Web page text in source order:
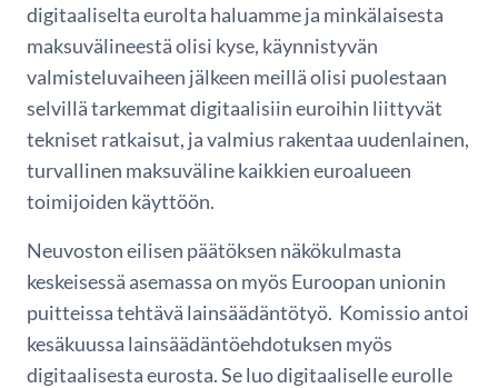
digitaaliselta eurolta haluamme ja minkälaisesta
maksuvälineestä olisi kyse, käynnistyvän
valmisteluvaiheen jälkeen meillä olisi puolestaan
selvillä tarkemmat digitaalisiin euroihin liittyvät
tekniset ratkaisut, ja valmius rakentaa uudenlainen,
turvallinen maksuväline kaikkien euroalueen
toimijoiden käyttöön.
Neuvoston eilisen päätöksen näkökulmasta
keskeisessä asemassa on myös Euroopan unionin
puitteissa tehtävä lainsäädäntötyö. Komissio antoi
kesäkuussa lainsäädäntöehdotuksen myös
digitaalisesta eurosta. Se luo digitaaliselle eurolle